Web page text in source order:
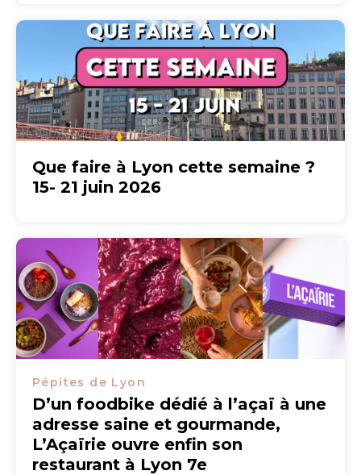
Que faire à Lyon cette semaine ?
15- 21 juin 2026
Pépites de Lyon
D’un foodbike dédié à l’açaï à une
adresse saine et gourmande,
L’Açaïrie ouvre enfin son
restaurant à Lyon 7e